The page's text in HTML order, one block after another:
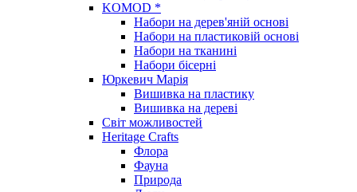
KOMOD *
Набори на дерев'яній основі
Набори на пластиковій основі
Набори на тканині
Набори бісерні
Юркевич Марія
Вишивка на пластику
Вишивка на дереві
Світ можливостей
Heritage Crafts
Флора
Фауна
Природа